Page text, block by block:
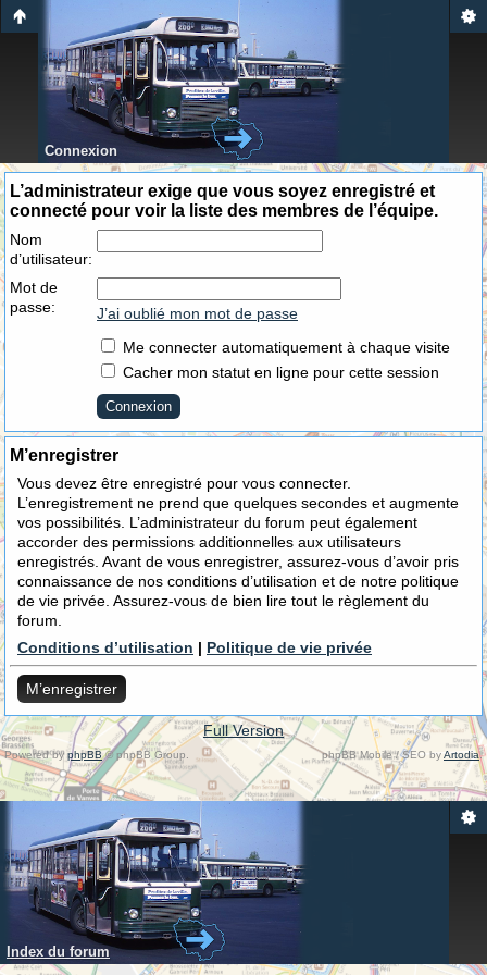
Connexion
L’administrateur exige que vous soyez enregistré et
connecté pour voir la liste des membres de l’équipe.
Nom
d’utilisateur:
Mot de
passe:
J’ai oublié mon mot de passe
Me connecter automatiquement à chaque visite
Cacher mon statut en ligne pour cette session
M’enregistrer
Vous devez être enregistré pour vous connecter.
L’enregistrement ne prend que quelques secondes et augmente
vos possibilités. L’administrateur du forum peut également
accorder des permissions additionnelles aux utilisateurs
enregistrés. Avant de vous enregistrer, assurez-vous d’avoir pris
connaissance de nos conditions d’utilisation et de notre politique
de vie privée. Assurez-vous de bien lire tout le règlement du
forum.
Conditions d’utilisation | Politique de vie privée
M’enregistrer
Full Version
Powered byphpBB© phpBB Group. phpBB Mobile / SEO byArtodia.
Index du forum